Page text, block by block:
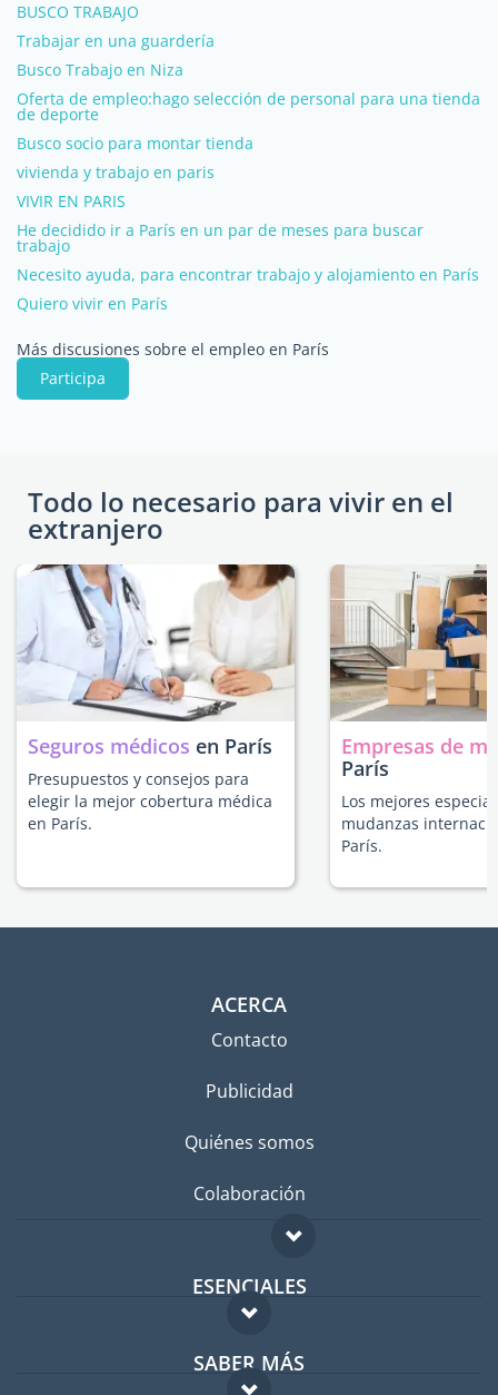
BUSCO TRABAJO
Trabajar en una guardería
Busco Trabajo en Niza
Oferta de empleo:hago selección de personal para una tienda
de deporte
Busco socio para montar tienda
vivienda y trabajo en paris
VIVIR EN PARIS
He decidido ir a París en un par de meses para buscar
trabajo
Necesito ayuda, para encontrar trabajo y alojamiento en París
Quiero vivir en París
Más discusiones sobre el empleo en París
Participa
Todo lo necesario para vivir en el
extranjero
Seguros médicos en París
Presupuestos y consejos para
elegir la mejor cobertura médica
en París.
Empresas de
París
Los mejores
mudanzas
París.
ACERCA
Contacto
Publicidad
Quiénes somos
Colaboración
ESENCIALES
Foro para expatriados
Guía para expatriados
SABER MÁS